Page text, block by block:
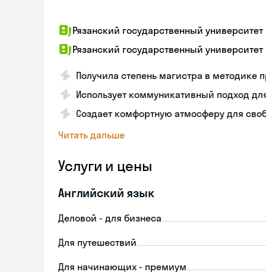
Рязанский государственный
Рязанский государственный
Получила степень магистра в методике
Использует коммуникативный подход
Создает комфортную атмосферу для
Читать дальше
Услуги и цены
Английский язык
Деловой - для бизнеса
Для путешествий
Для начинающих - премиум